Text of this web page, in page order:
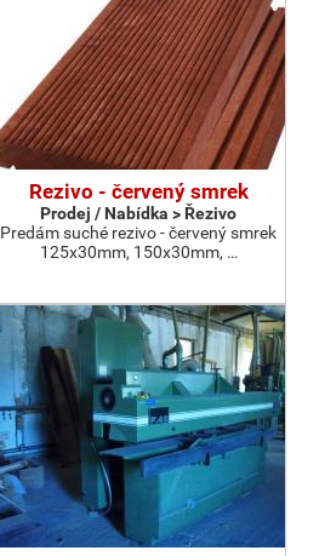
Rezivo - červený smrek
Prodej / Nabídka > Řezivo
Predám suché rezivo - červený smrek
125x30mm, 150x30mm, …